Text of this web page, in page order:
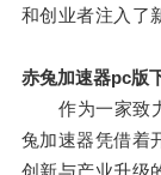
和创业者注入了
赤兔加速器pc版
作为一家致力
兔加速器凭借着